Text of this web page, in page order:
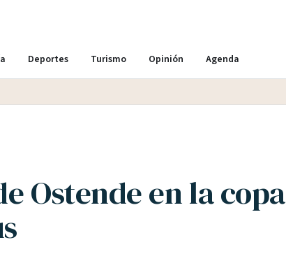
Deportes Turismo Opinión Agenda
Ostende en la copa